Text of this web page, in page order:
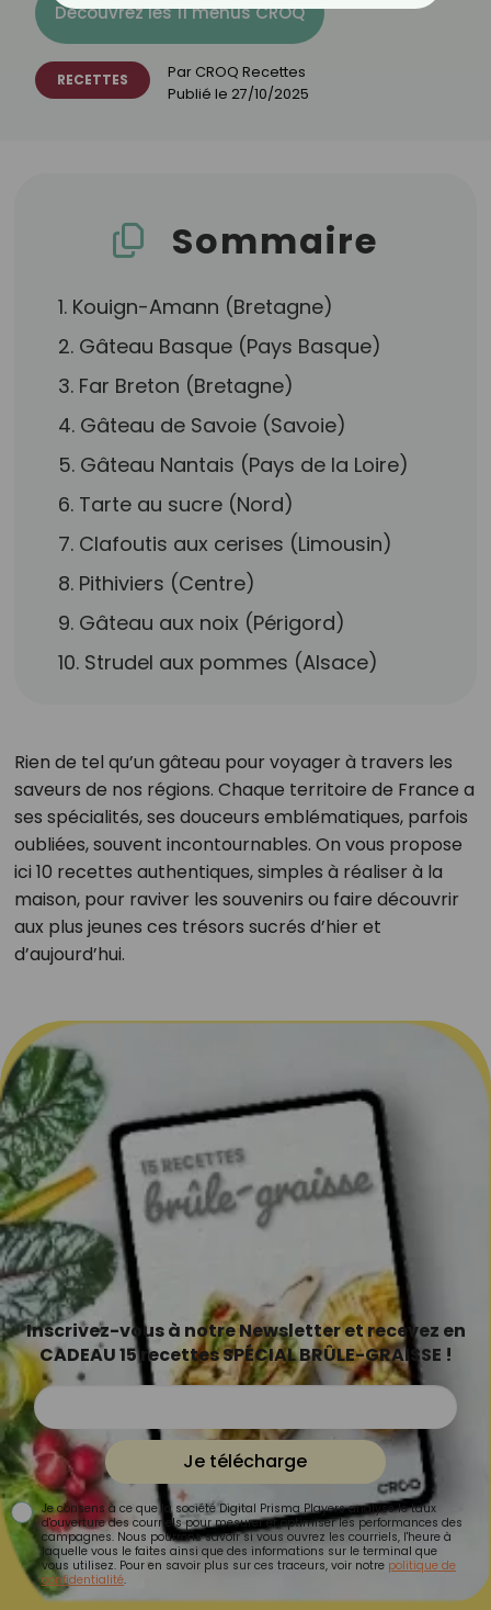
Découvrez les 11 menus CROQ
RECETTES Par CROQ Recettes
Publié le 27/10/2025
Sommaire
1. Kouign-Amann (Bretagne)
2. Gâteau Basque (Pays Basque)
3. Far Breton (Bretagne)
4. Gâteau de Savoie (Savoie)
5. Gâteau Nantais (Pays de la Loire)
6. Tarte au sucre (Nord)
7. Clafoutis aux cerises (Limousin)
8. Pithiviers (Centre)
9. Gâteau aux noix (Périgord)
10. Strudel aux pommes (Alsace)
Rien de tel qu’un gâteau pour voyager à travers les
saveurs de nos régions. Chaque territoire de France a
ses spécialités, ses douceurs emblématiques, parfois
oubliées, souvent incontournables. On vous propose
ici 10 recettes authentiques, simples à réaliser à la
maison, pour raviver les souvenirs ou faire découvrir
aux plus jeunes ces trésors sucrés d’hier et
d’aujourd’hui.
Inscrivez-vous à notre Newsletter et recevez en
CADEAU 15 recettes SPÉCIAL BRÛLE-GRAISSE !
Je télécharge
Je consens à ce que la société Digital Prisma Players analyse le taux
d'ouverture des courriels pour mesurer et optimiser les performances des
campagnes. Nous pourrons savoir si vous ouvrez les courriels, l'heure à
laquelle vous le faites ainsi que des informations sur le terminal que
vous utilisez. Pour en savoir plus sur ces traceurs, voir notre politique de
confidentialité.